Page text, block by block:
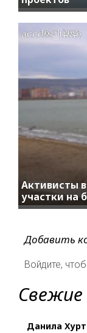
Активисты
участки на
access_time
16.01.2021
Добавить
Войдите,
Данила